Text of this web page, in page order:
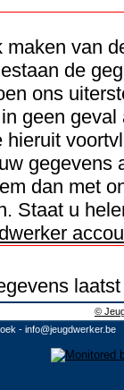
maken van
de
ons
geen
dan met
Staat u
©
- info@jeugdwerker.be